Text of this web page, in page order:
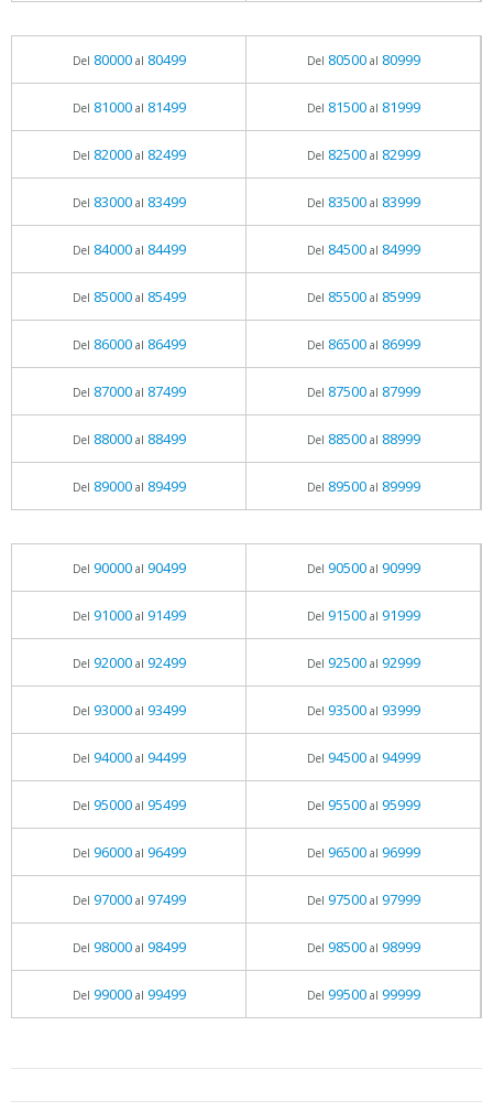
Del 80000al 80499 Del 80500al 80999
Del 81000al 81499 Del 81500al 81999
Del 82000al 82499 Del 82500al 82999
Del 83000al 83499 Del 83500al 83999
Del 84000al 84499 Del 84500al 84999
Del 85000al 85499 Del 85500al 85999
Del 86000al 86499 Del 86500al 86999
Del 87000al 87499 Del 87500al 87999
Del 88000al 88499 Del 88500al 88999
Del 89000al 89499 Del 89500al 89999
Del 90000al 90499 Del 90500al 90999
Del 91000al 91499 Del 91500al 91999
Del 92000al 92499 Del 92500al 92999
Del 93000al 93499 Del 93500al 93999
Del 94000al 94499 Del 94500al 94999
Del 95000al 95499 Del 95500al 95999
Del 96000al 96499 Del 96500al 96999
Del 97000al 97499 Del 97500al 97999
Del 98000al 98499 Del 98500al 98999
Del 99000al 99499 Del 99500al 99999